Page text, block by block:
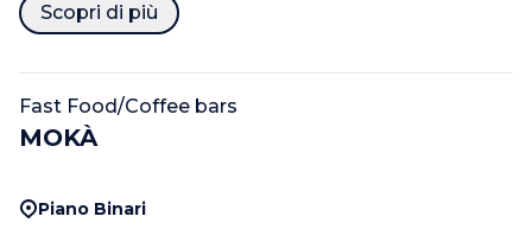
Scopri di più
Fast Food/Coffee bars
MOKÀ
Piano Binari